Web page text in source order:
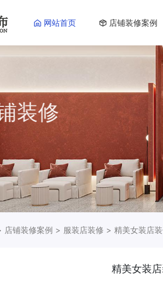
网站首页 店铺装修案例
店铺装修
店铺装修案例 > 服装店装修 > 精美女装店
精美女装